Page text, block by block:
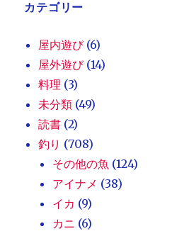
カテゴリー
屋内遊び(6)
屋外遊び(14)
料理 (3)
未分類 (49)
読書 (2)
釣り (708)
その他の魚 (124)
アイナメ (38)
イカ (9)
カニ (6)